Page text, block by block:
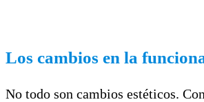
Los cambios en la
No todo son cambios estéticos.